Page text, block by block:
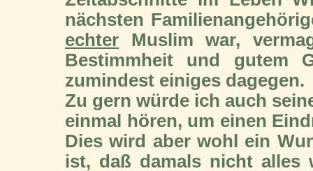
nächsten
echter Muslim war,
Bestimmheit und gutem
zumindest einiges dagegen.
Zu gern würde ich auch
einmal hören, um einen
Dies wird aber wohl ein
ist, daß damals nicht alles